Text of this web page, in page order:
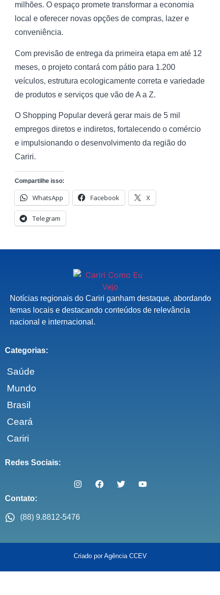
milhões. O espaço promete transformar a economia
local e oferecer novas opções de compras, lazer e
conveniência.
Com previsão de entrega da primeira etapa em até 12
meses, o projeto contará com pátio para 1.200
veículos, estrutura ecologicamente correta e variedade
de produtos e serviços que vão de A a Z.
O Shopping Popular deverá gerar mais de 5 mil
empregos diretos e indiretos, fortalecendo o comércio
e impulsionando o desenvolvimento da região do
Cariri.
Compartilhe isso:
WhatsApp Facebook X
Telegram
Notícias regionais do Cariri ganham destaque, abordando
temas locais e destacando conteúdos de relevância
nacional e internacional.
Categorias:
Saúde
Mundo
Brasil
Ceará
Cariri
Redes Sociais:
Contato:
(88) 9.8812-5476
Criado por Agência CCEV